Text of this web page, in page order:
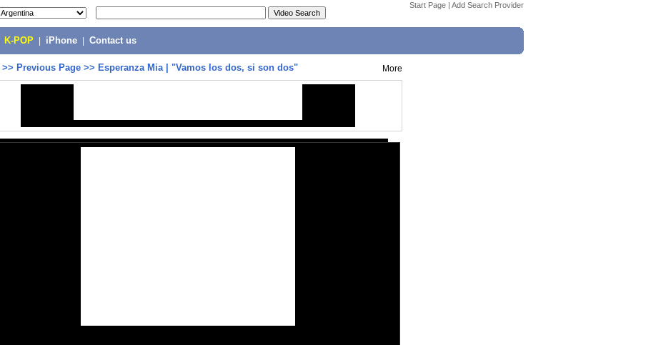
Start Page | Add Search Provider
K-POP iPhone Contact us
>> Previous Page >> Esperanza Mia | "Vamos los dos, si son dos" More